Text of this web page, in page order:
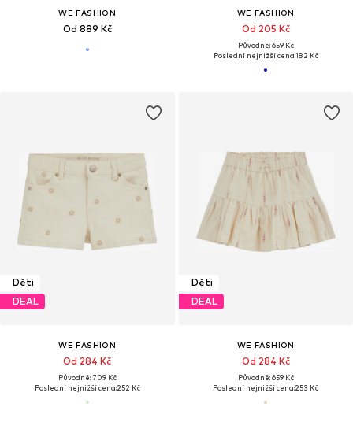
WE FASHION
Od 889 Kč
WE FASHION
Od 205 Kč
Původně: 659 Kč
Poslední nejnižší cena:182 Kč
Děti
DEAL
WE FASHION
Od 284 Kč
Původně: 709 Kč
Poslední nejnižší cena:252 Kč
Děti
DEAL
WE FASHION
Od 284 Kč
Původně: 659 Kč
Poslední nejnižší cena:253 Kč